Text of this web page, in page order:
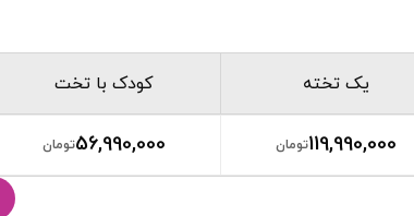
یک تخته کودک با تخت
119,990,000تومان 56,990,000تومان